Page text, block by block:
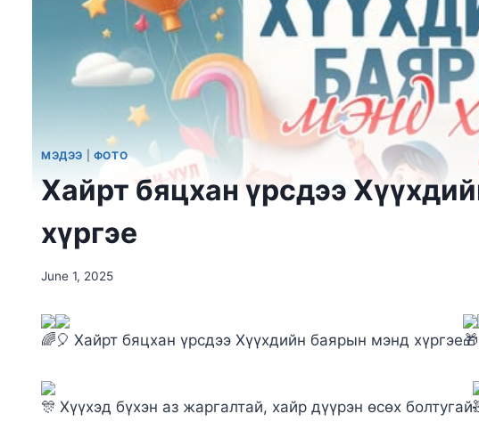
МЭДЭЭ ФОТО
Хайрт бяцхан үрсдээ
хүргэе
June 1, 2025
Хайрт бяцхан үрсдээ Хүүхдийн баярын мэнд хүргэе
Хүүхэд бүхэн аз жаргалтай, хайр дүүрэн өсөх болтугай